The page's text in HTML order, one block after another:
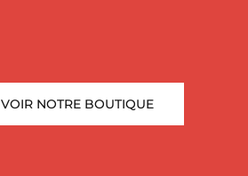
VOIR NOTRE BOUTIQUE